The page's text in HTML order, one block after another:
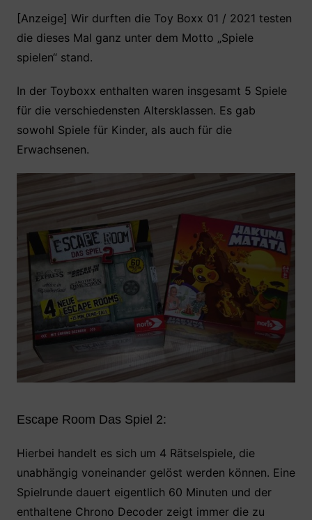
c
e
b
o
o
k
itt
er
at
s
p
p
er
e
le
n
[Anzeige] Wir durften die Toy Boxx 01 / 2021 testen
die dieses Mal ganz unter dem Motto „Spiele
spielen“ stand.
In der Toyboxx enthalten waren insgesamt 5 Spiele
für die verschiedensten Altersklassen. Es gab
sowohl Spiele für Kinder, als auch für die
Erwachsenen.
Escape Room Das Spiel 2:
Hierbei handelt es sich um 4 Rätselspiele, die
unabhängig voneinander gelöst werden können. Eine
Spielrunde dauert eigentlich 60 Minuten und der
enthaltene Chrono Decoder zeigt immer die zu